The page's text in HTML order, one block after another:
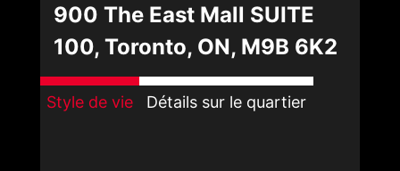
900 The East Mall SUITE
100, Toronto, ON, M9B 6K2
Style de vie Détails sur le quartier